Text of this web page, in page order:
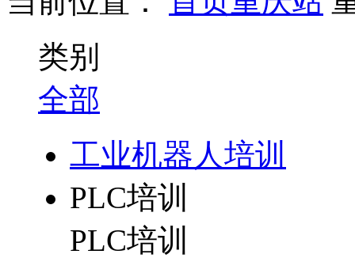
类别
全部
工业机器人培训
PLC培训
PLC培训